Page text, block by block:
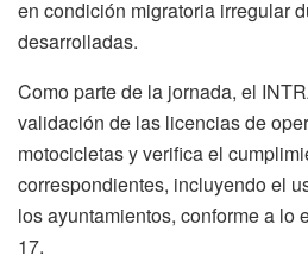
en condición migratoria irregular
desarrolladas.
Como parte de la jornada, el
validación de las licencias de
motocicletas y verifica el
correspondientes, incluyendo el
los ayuntamientos, conforme a lo
17.